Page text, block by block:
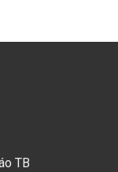
TB